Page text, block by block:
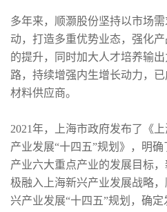
多年来，顺灏股份坚持以市场
动，打造多重优势业态，强化
的提升，同时加大人才培养输
路，持续增强内生增长动力，
材料供应商。
2021年，上海市政府发布了《
产业发展“十四五”规划》，明
产业六大重点产业的发展目标
极融入上海新兴产业发展战略
兴产业发展“十四五”规划，确